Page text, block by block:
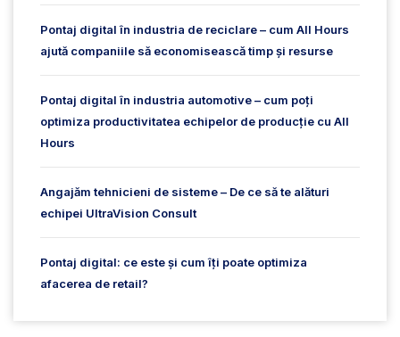
Pontaj digital în industria de reciclare – cum All Hours
ajută companiile să economisească timp și resurse
Pontaj digital în industria automotive – cum poți
optimiza productivitatea echipelor de producție cu All
Hours
Angajăm tehnicieni de sisteme – De ce să te alături
echipei UltraVision Consult
Pontaj digital: ce este și cum îți poate optimiza
afacerea de retail?